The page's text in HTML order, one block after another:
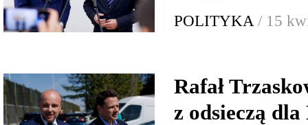
POLITYKA / 15
Rafał
z odsieczą